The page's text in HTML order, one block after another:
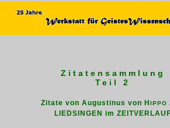
Zitatensammlung
Teil 2
Zitate von Augustinus von H IPPO
LIEDSINGEN im